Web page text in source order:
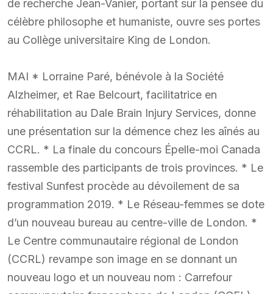
de recherche Jean-Vanier, portant sur la pensée du
célèbre philosophe et humaniste, ouvre ses portes
au Collège universitaire King de London.
MAI * Lorraine Paré, bénévole à la Société
Alzheimer, et Rae Belcourt, facilitatrice en
réhabilitation au Dale Brain Injury Services, donne
une présentation sur la démence chez les aînés au
CCRL. * La finale du concours Épelle-moi Canada
rassemble des participants de trois provinces. * Le
festival Sunfest procède au dévoilement de sa
programmation 2019. * Le Réseau-femmes se dote
d’un nouveau bureau au centre-ville de London. *
Le Centre communautaire régional de London
(CCRL) revampe son image en se donnant un
nouveau logo et un nouveau nom : Carrefour